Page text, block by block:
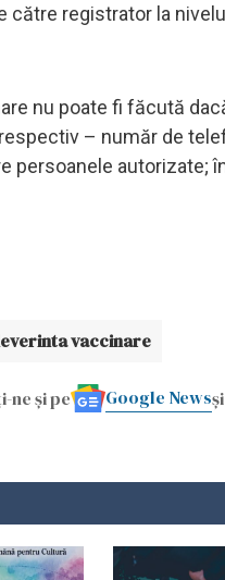
registrator la
nu poate fi făcută
– număr de
persoanele autorizate;
vaccinare
ne și pe Google News